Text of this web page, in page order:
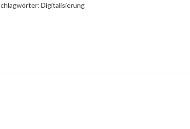
Digitalisierung